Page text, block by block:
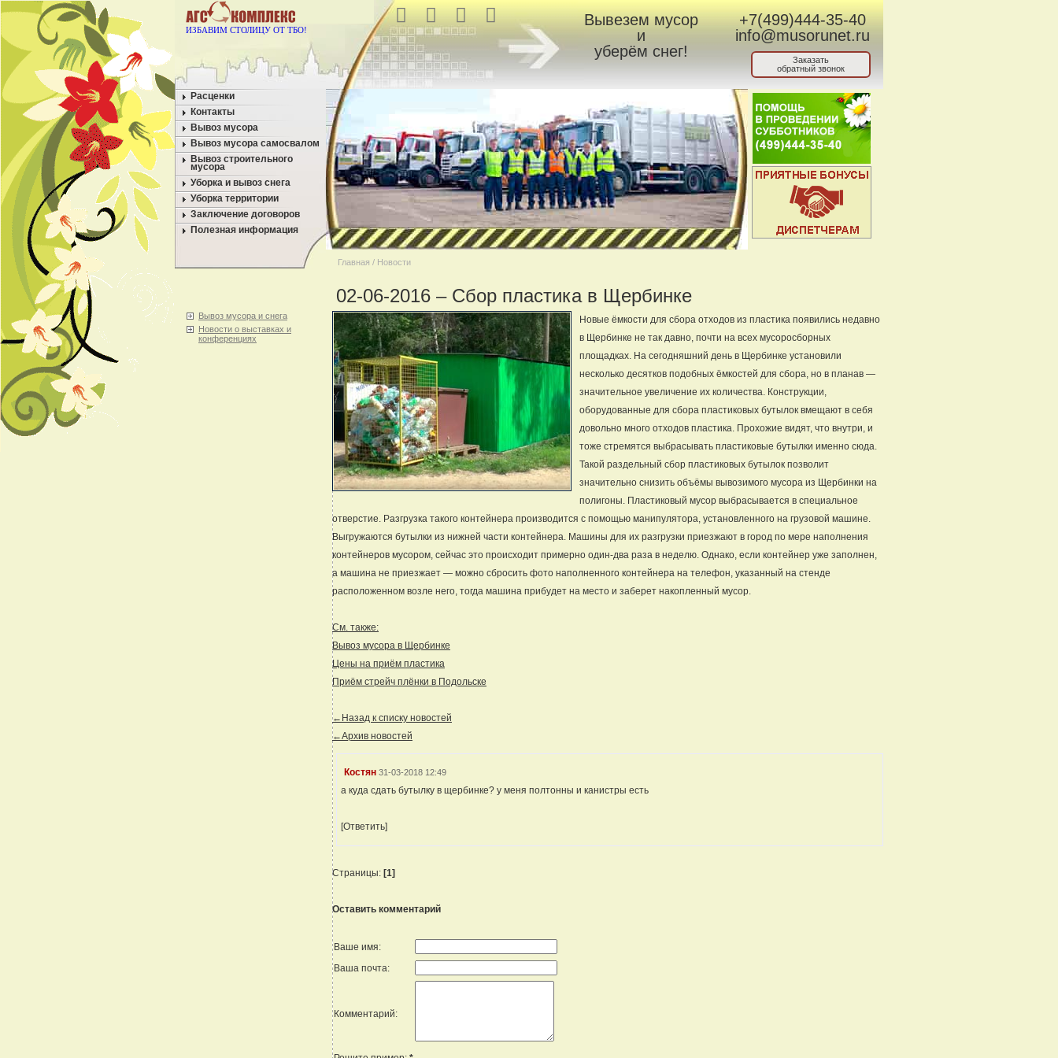
ИЗБАВИМ СТОЛИЦУ ОТ ТБО!
Вывезем мусор
и
уберём снег!
+7(499)444-35-40
info@musorunet.ru
Заказать
обратный звонок
Расценки
Контакты
Вывоз мусора
Вывоз мусора самосвалом
Вывоз строительного
мусора
Уборка и вывоз снега
Уборка территории
Заключение договоров
Полезная информация
Главная / Новости
02-06-2016 – Сбор пластика в Щербинке
Вывоз мусора и снега
Новости о выставках и
конференциях
Новые ёмкости для сбора отходов из пластика появились недавно
в Щербинке не так давно, почти на всех мусоросборных
площадках. На сегодняшний день в Щербинке установили
несколько десятков подобных ёмкостей для сбора, но в планав —
значительное увеличение их количества. Конструкции,
оборудованные для сбора пластиковых бутылок вмещают в себя
довольно много отходов пластика. Прохожие видят, что внутри, и
тоже стремятся выбрасывать пластиковые бутылки именно сюда.
Такой раздельный сбор пластиковых бутылок позволит
значительно снизить объёмы вывозимого мусора из Щербинки на
полигоны. Пластиковый мусор выбрасывается в специальное
отверстие. Разгрузка такого контейнера производится с помощью манипулятора, установленного на грузовой машине.
Выгружаются бутылки из нижней части контейнера. Машины для их разгрузки приезжают в город по мере наполнения
контейнеров мусором, сейчас это происходит примерно один-два раза в неделю. Однако, если контейнер уже заполнен,
а машина не приезжает — можно сбросить фото наполненного контейнера на телефон, указанный на стенде
расположенном возле него, тогда машина прибудет на место и заберет накопленный мусор.
См. также:
Вывоз мусора в Щербинке
Цены на приём пластика
Приём стрейч плёнки в Подольске
←Назад к списку новостей
←Архив новостей
Костян 31-03-2018 12:49
а куда сдать бутылку в щербинке? у меня полтонны и канистры есть
[Ответить]
Страницы: [1]
Оставить комментарий
Ваше имя:
Ваша почта:
Комментарий: